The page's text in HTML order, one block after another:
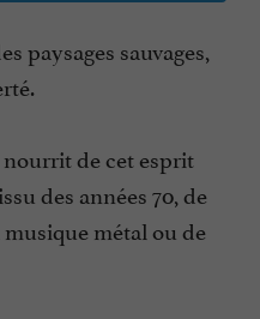
paysages sauvages,
nourrit de cet esprit
des années 70, de
musique métal ou de